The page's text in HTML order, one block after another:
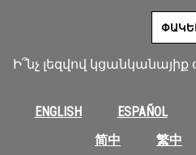
Ի՞նչ լեզվով
ENGLISH ESPAÑOL
简中
繁中